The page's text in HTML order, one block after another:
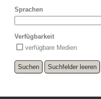
Sprachen
Verfügbarkeit
verfügbare Medien